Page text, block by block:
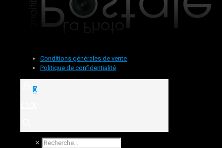
Conditions générales de vente
Politique de confidentialité
0
✕